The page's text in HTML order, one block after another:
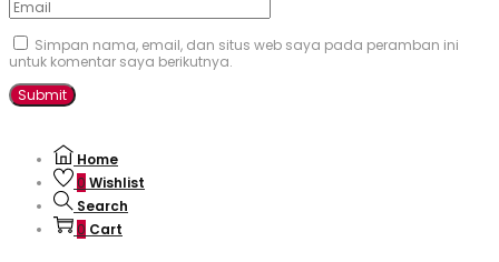
Simpan nama, email, dan situs web saya pada peramban ini
untuk komentar saya berikutnya.
Home
0 Wishlist
Search
0 Cart